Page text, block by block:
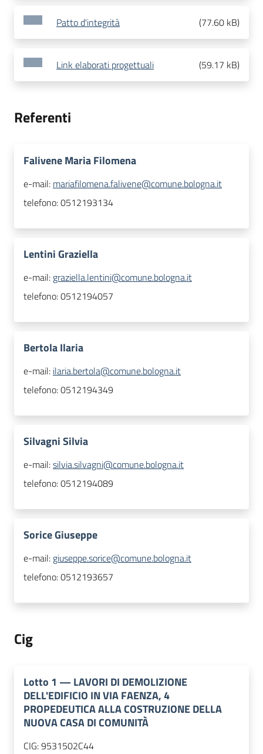
Patto d'integrità (77.60 kB)
Link elaborati progettuali (59.17 kB)
Referenti
Falivene Maria Filomena
e-mail: mariafilomena.falivene@comune.bologna.it
telefono:0512193134
Lentini Graziella
e-mail: graziella.lentini@comune.bologna.it
telefono:0512194057
Bertola Ilaria
e-mail: ilaria.bertola@comune.bologna.it
telefono:0512194349
Silvagni Silvia
e-mail:silvia.silvagni@comune.bologna.it
telefono:0512194089
Sorice Giuseppe
e-mail: giuseppe.sorice@comune.bologna.it
telefono:0512193657
Cig
Lotto 1 — LAVORI DI DEMOLIZIONE
DELL'EDIFICIO IN VIA FAENZA, 4
PROPEDEUTICA ALLA COSTRUZIONE DELLA
NUOVA CASA DI COMUNITÀ
CIG:9531502C44